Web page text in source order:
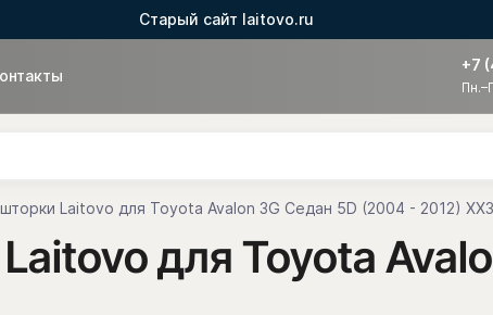
Старый сайт laitovo.ru
+7
Laitovo для Toyota Avalon 3G Седан 5D (2004 - 2012)
для Toyota